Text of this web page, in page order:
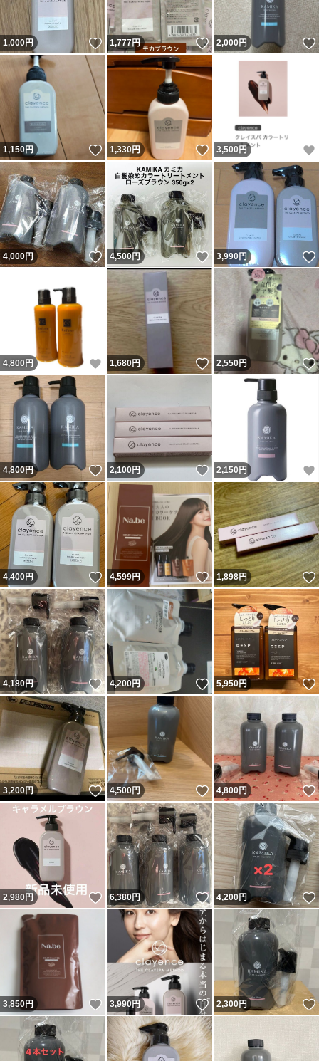
1,000円 いいね！
1,777円 いいね！
2,000円
1,150円 いいね！
1,330円 いいね！
3,500 円
4,000円 いいね！
4,500円 いいね！
3,990円
4,800 円 いいね！
1,680円 いいね！
2,550円
4,800円 いいね！
2,100円 いいね！
2,150 円
4,400円 いいね！
4,599円 いいね！
1,898円
4,180円 いいね！
4,200円 いいね！
5,950円
3,200円 いいね！
4,500円 いいね！
4,800円
2,980円 いいね！
6,380円 いいね！
4,200円
3,850円 いいね！
3,990円 いいね！
2,300円